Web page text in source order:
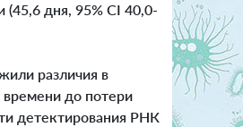
дня, 95% CI 40,0-
различия в
до потери
детектирования РНК